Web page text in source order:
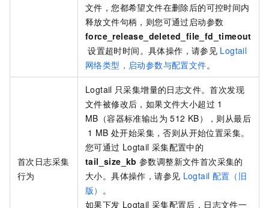
文件，您都希望文件在删除后的可控时间内
释放文件句柄，则您可通过启动参数
force_release_deleted_file_fd_timeout
设置超时时间。具体操作，请参见 Logtail
网络类型，启动参数与配置文件。
首次日志采集
行为
Logtail 只采集增量的日志文件。首次发现
文件被修改后，如果文件大小超过 1
MB（容器标准输出为 512 KB），则从最后
1 MB 处开始采集，否则从开始位置采集。
您可通过 Logtail 采集配置中的
tail_size_kb 参数调整新文件首次采集的
大小。具体操作，请参见 Logtail 配置（旧
版） 。
如果下发 Logtail 采集配置后，日志文件一